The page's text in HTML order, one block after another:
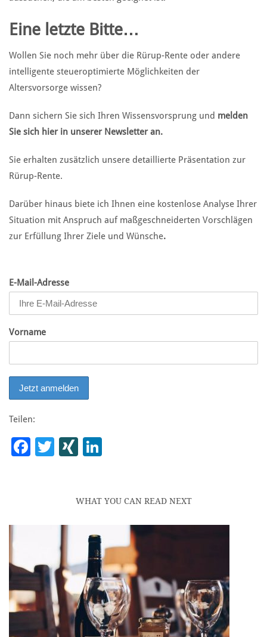
Eine letzte Bitte…
Wollen Sie noch mehr über die Rürup-Rente oder andere
intelligente steueroptimierte Möglichkeiten der
Altersvorsorge wissen?
Dann sichern Sie sich Ihren Wissensvorsprung und melden
Sie sich hier in unserer Newsletter an.
Sie erhalten zusätzlich unsere detaillierte Präsentation zur
Rürup-Rente.
Darüber hinaus biete ich Ihnen eine kostenlose Analyse Ihrer
Situation mit Anspruch auf maßgeschneiderten Vorschlägen
zur Erfüllung Ihrer Ziele und Wünsche.
E-Mail-Adresse
Vorname
Teilen:
Facebook
Twitter
XING
WHAT YOU CAN READ NEXT